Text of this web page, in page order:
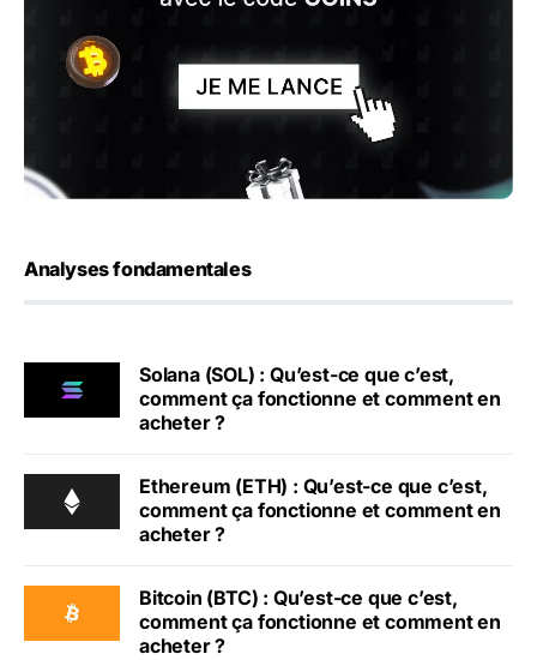
Analyses fondamentales
Solana (SOL) : Qu’est-ce que c’est,
comment ça fonctionne et comment en
acheter ?
Ethereum (ETH) : Qu’est-ce que c’est,
comment ça fonctionne et comment en
acheter ?
Bitcoin (BTC) : Qu’est-ce que c’est,
comment ça fonctionne et comment en
acheter ?